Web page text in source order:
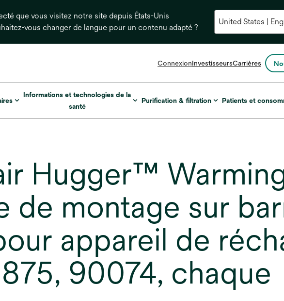
que vous visitez notre site depuis États-Unis
vous changer de langue pour un contenu adapté ?
ConnexionInvestisseurss’ouvre
un
onglet
Carrières
Informations et technologies de la
santé
Purification & filtration Patients et
Hugger™
de montage sur
appareil de
90074, chaque